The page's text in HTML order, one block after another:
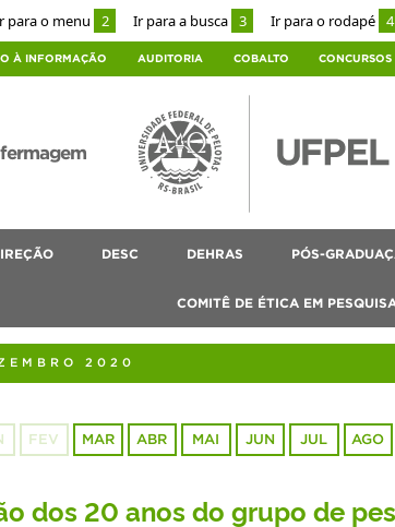
para o menu 2 Ir para a busca 3 Ir para o rodapé 4
À INFORMAÇÃO AUDITORIA COBALTO CONCURSOS
DESC DEHRAS PÓS-
COMITÊ DE ÉTICA EM
2020
FEV MAR ABR MAI JUN JUL AGO
dos 20 anos do grupo de